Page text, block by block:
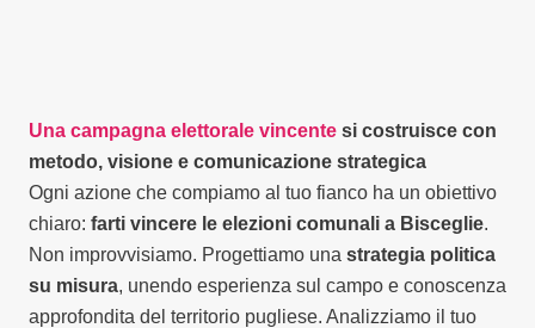
Una campagna elettorale vincente si costruisce con
metodo, visione e comunicazione strategica
Ogni azione che compiamo al tuo fianco ha un obiettivo
chiaro: farti vincere le elezioni comunali a Bisceglie.
Non improvvisiamo. Progettiamo una strategia politica
su misura, unendo esperienza sul campo e conoscenza
approfondita del territorio pugliese. Analizziamo il tuo